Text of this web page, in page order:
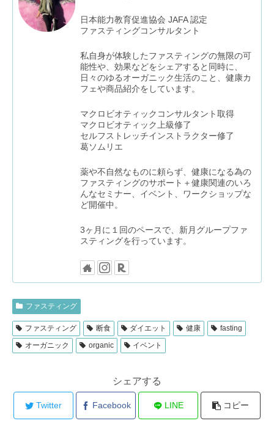
日本能力教育促進協会 JAFA 認定
ファスティングコンサルタント
私自身が体験したファスティングの無限の可
能性や、効果などをシェアすると同時に、
日々のゆるオーガニック生活のこと、健康カ
フェや商品紹介をしています。
マクロビオティックコンサルタント取得
マクロビオティック上級修了
セルフストレッチインストラクター修了
葛ソムリエ
薬や不自然なものに頼らず、健康になる為の
ファスティングのサポート＋健康関連のいろ
んなセミナー、イベント、ワークショップな
ど開催中。
3ヶ月に１回のペースで、新月グループファ
スティングを行っています。
ファスティング
ファスティング 断食 ダイエット 健康
fasting
オーガニック
organic イベント
シェアする
Twitter Facebook LINE コピー